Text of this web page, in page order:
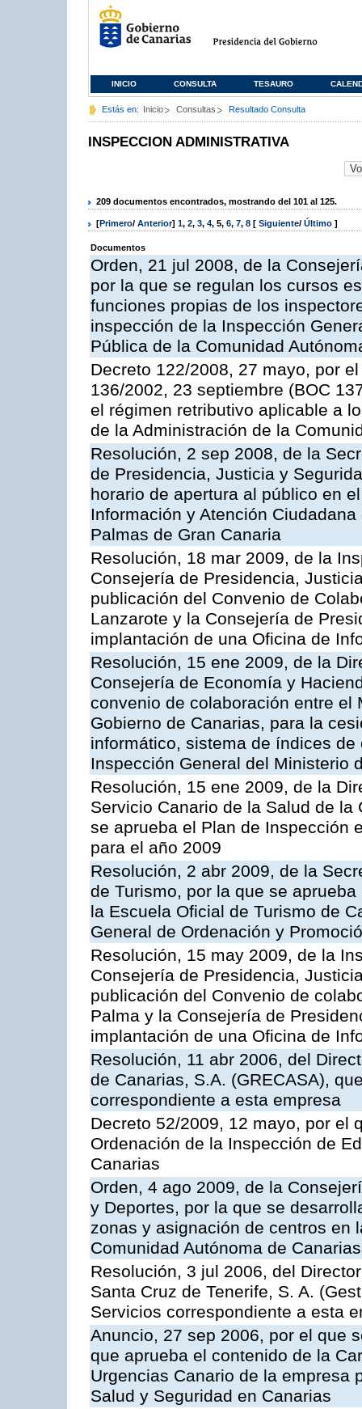
INICIO CONSULTA TESAURO
Estás en: Inicio Consultas Resultado Consulta
INSPECCION ADMINISTRATIVA
209 documentos encontrados, mostrando del 101 al 125.
[Primero/ Anterior] 1, 2, 3, 4, 5, 6, 7, 8 [ Siguiente/ Último ]
Documentos
Orden, 21 jul 2008, de la
por la que se regulan los cursos
funciones propias de los
inspección de la Inspección
Pública de la Comunidad
Decreto 122/2008, 27 mayo, por
136/2002, 23 septiembre (BOC
el régimen retributivo aplicable a
de la Administración de la
Resolución, 2 sep 2008, de la
de Presidencia, Justicia y
horario de apertura al público en
Información y Atención
Palmas de Gran Canaria
Resolución, 18 mar 2009, de la
Consejería de Presidencia,
publicación del Convenio de
Lanzarote y la Consejería de
implantación de una Oficina de
Resolución, 15 ene 2009, de la
Consejería de Economía y
convenio de colaboración entre
Gobierno de Canarias, para la
informático, sistema de índices
Inspección General del Ministerio
Resolución, 15 ene 2009, de la
Servicio Canario de la Salud de
se aprueba el Plan de Inspección
para el año 2009
Resolución, 2 abr 2009, de la
de Turismo, por la que se
la Escuela Oficial de Turismo de
General de Ordenación y
Resolución, 15 may 2009, de la
Consejería de Presidencia,
publicación del Convenio de
Palma y la Consejería de
implantación de una Oficina de
Resolución, 11 abr 2006, del
de Canarias, S.A. (GRECASA),
correspondiente a esta empresa
Decreto 52/2009, 12 mayo, por el
Ordenación de la Inspección de
Canarias
Orden, 4 ago 2009, de la
y Deportes, por la que se
zonas y asignación de centros en
Comunidad Autónoma de Canarias
Resolución, 3 jul 2006, del
Santa Cruz de Tenerife, S. A.
Servicios correspondiente a esta
Anuncio, 27 sep 2006, por el que
que aprueba el contenido de la
Urgencias Canario de la empresa
Salud y Seguridad en Canarias